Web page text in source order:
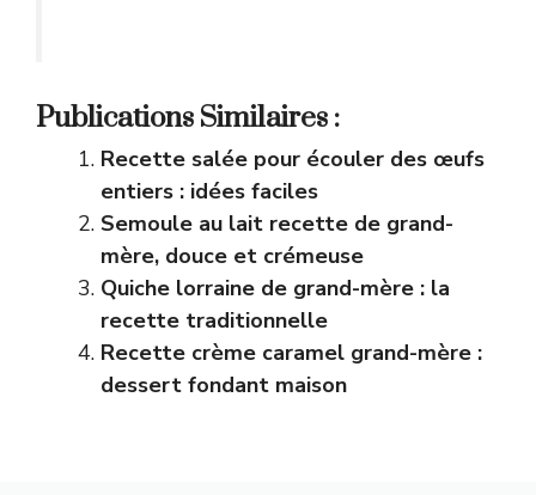
Publications Similaires :
Recette salée pour écouler des œufs
entiers : idées faciles
Semoule au lait recette de grand-
mère, douce et crémeuse
Quiche lorraine de grand-mère : la
recette traditionnelle
Recette crème caramel grand-mère :
dessert fondant maison